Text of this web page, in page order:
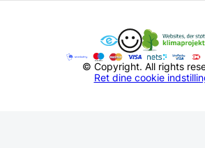
© Copyright. All rights
Ret dine cookie